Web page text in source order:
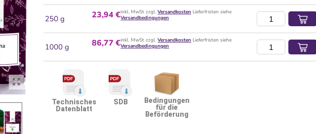
250 g 23,94 €inkl. MwSt zzgl.Versandkosten Lieferfristen siehe
Versandbedingungen
1000 g 86,77 €inkl. MwSt zzgl.Versandkosten Lieferfristen siehe
Versandbedingungen
Technisches
Datenblatt
SDB
Bedingungen
für die
Beförderung